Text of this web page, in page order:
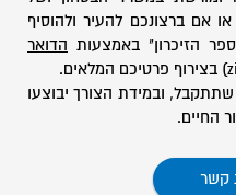
אם ברצונכם להעיר ולהוסיף
הזיכרון" באמצעות הדואר
ובמידת הצורך יבוצעו
החיים.
קשר